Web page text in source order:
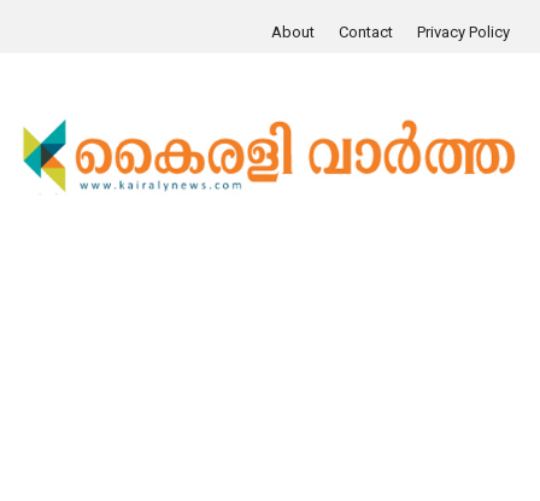
About Contact Privacy Policy